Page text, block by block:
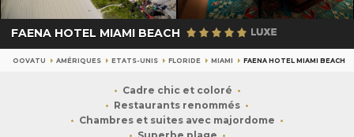
FAENA HOTEL MIAMI BEACH
OOVATU AMÉRIQUES ETATS-UNIS FLORIDE MIAMI FAENA HOTEL MIAMI BEACH
Cadre chic et coloré
Restaurants renommés
Chambres et suites avec majordome